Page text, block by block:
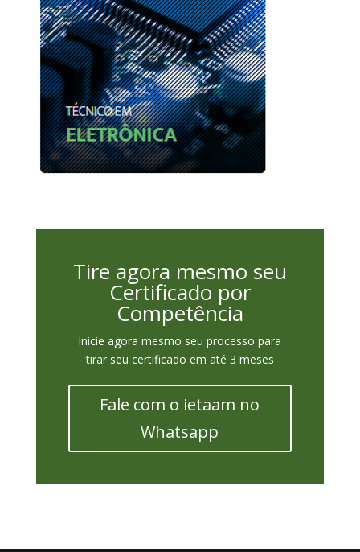
Tire agora mesmo seu
Certificado por
Competência
Inicie agora mesmo seu processo para
tirar seu certificado em até 3 meses
Fale com o ietaam no
Whatsapp